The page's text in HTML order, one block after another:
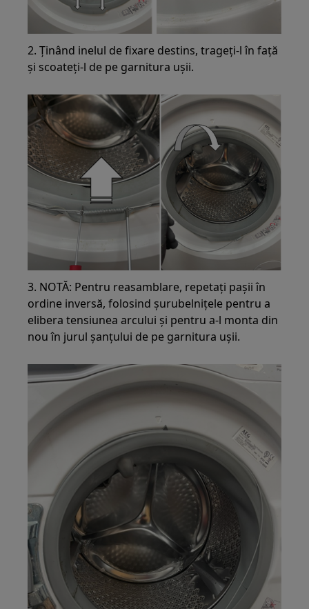
2. Ținând inelul de fixare destins, trageți-l în față
și scoateți-l de pe garnitura ușii.
3. NOTĂ: Pentru reasamblare, repetați pașii în
ordine inversă, folosind șurubelnițele pentru a
elibera tensiunea arcului și pentru a-l monta din
nou în jurul șanțului de pe garnitura ușii.